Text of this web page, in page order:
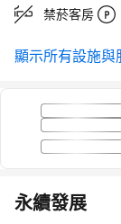
禁菸客房
顯示所有設施與
永續發展